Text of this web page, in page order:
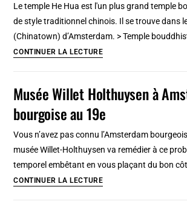
Exceptionnel
[Josefov]
Le temple He Hua est l'un plus grand temple
de style traditionnel chinois. Il se trouve dans
(Chinatown) d’Amsterdam. > Temple
CONTINUER LA LECTURETemple
Hua
à
Musée Willet Holthuysen à
bourgoise au 19e
Vous n’avez pas connu l’Amsterdam
musée Willet-Holthuysen va remédier à ce
temporel embêtant en vous plaçant du bon
CONTINUER LA LECTUREMusée